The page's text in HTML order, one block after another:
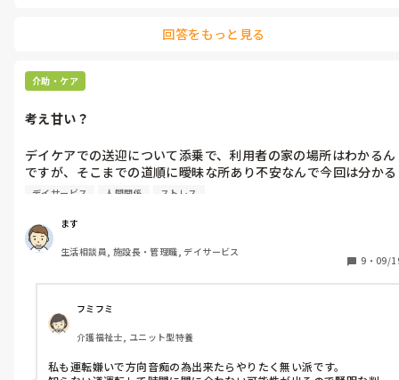
回答をもっと見る
介助・ケア
考え甘い？
デイケアでの送迎について添乗で、利用者の家の場所はわかるん
ですが、そこまでの道順に曖昧な所あり不安なんで今回は分かる
運転手と送迎に出させて下さいと申し出れば受理はされたんです
また、他の職員も普通地図調べたりなどの行動するやろ等を陰で
言ってました。
その利用者とは２カ月位しか接点が無く、送迎も未だ入職して間
もなく利用者の名前などを覚えるのに必死だった時期でその2ヶ
月しか対面しておらず。他の職員はしっかりと対面しておりま
地図も調べたりしての不安も伝えたのですが、言い訳過ぎたんで
すかね。
間違って道に迷い送迎時間ロスも考え今回だけで次回からは大丈
夫とも申し出てたんですが。
デイサービス 人間関係 ストレス
ます
生活相談員, 施設長・管理職, デイサービス
9 ・ 09/
フミフミ
介護福祉士, ユニット型特養
私も運転嫌いで方向音痴の為出来たらやりたく無い派です。